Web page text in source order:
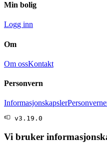
Min bolig
Logg inn
Om
Om ossKontakt
Personvern
Informasjonskapsler
v3.19.0
Vi bruker